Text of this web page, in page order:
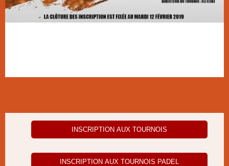
INSCRIPTION AUX TOURNOIS
INSCRIPTION AUX TOURNOIS PADEL